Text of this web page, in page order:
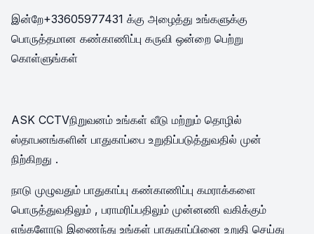
இன்றே+33605977431 க்கு அழைத்து உங்களுக்கு
பொருத்தமான கண்காணிப்பு கருவி ஒன்றை பெற்று
கொள்ளுங்கள்
ASK CCTVநிறுவனம் உங்கள் வீடு மற்றும் தொழில்
ஸ்தாபனங்களின் பாதுகாப்பை உறுதிப்படுத்துவதில் முன்
நிற்கிறது .
நாடு முழுவதும் பாதுகாப்பு கண்காணிப்பு கமராக்களை
பொருத்துவதிலும் , பராமரிப்பதிலும் முன்னணி வகிக்கும்
எங்களோடு இணைந்து உங்கள் பாதுகாப்பினை உறுதி செய்து